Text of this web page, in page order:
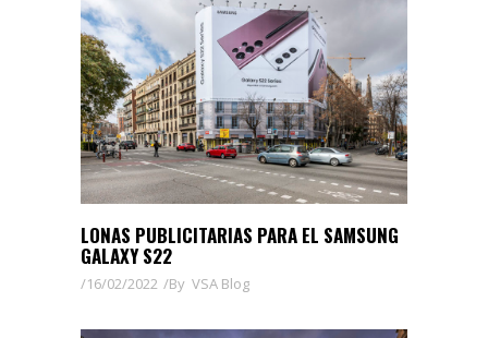
LONAS PUBLICITARIAS PARA EL SAMSUNG
GALAXY S22
16/02/2022 By VSA Blog